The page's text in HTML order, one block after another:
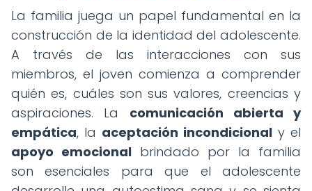
La familia juega un papel fundamental en la
construcción de la identidad del adolescente.
A través de las interacciones con sus
miembros, el joven comienza a comprender
quién es, cuáles son sus valores, creencias y
aspiraciones. La comunicación abierta y
empática, la aceptación incondicional y el
apoyo emocional brindado por la familia
son esenciales para que el adolescente